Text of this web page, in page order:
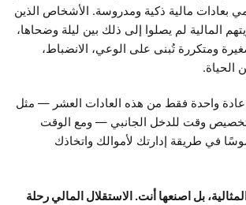
بعادات مالية ذكية ومدروسة. الأشخاص الذين
المالية لم يصلوا إلى ذلك بين ليلة وضحاها،
ومتكررة تُبنى على الوعي، الانضباط،
عادة واحدة فقط من هذه العادات العشر — مثل
تخصيص وقت للدخل الجانبي — ومع الوقت
في طريقة إدارتك لأموالك واتخاذك
بل اصنعها أنت. الاستقلال المالي رحلة